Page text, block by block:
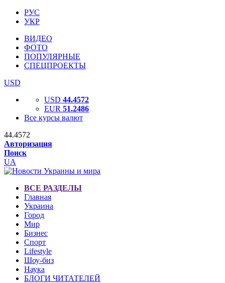
РУС
УКР
ВИДЕО
ФОТО
ПОПУЛЯРНЫЕ
СПЕЦПРОЕКТЫ
USD
USD 44.4572
EUR 51.2486
Все курсы валют
44.4572
Авторизация
Поиск
UA
ВСЕ РАЗДЕЛЫ
Главная
Украина
Город
Мир
Бизнес
Спорт
Lifestyle
Шоу-биз
Наука
БЛОГИ ЧИТАТЕЛЕЙ